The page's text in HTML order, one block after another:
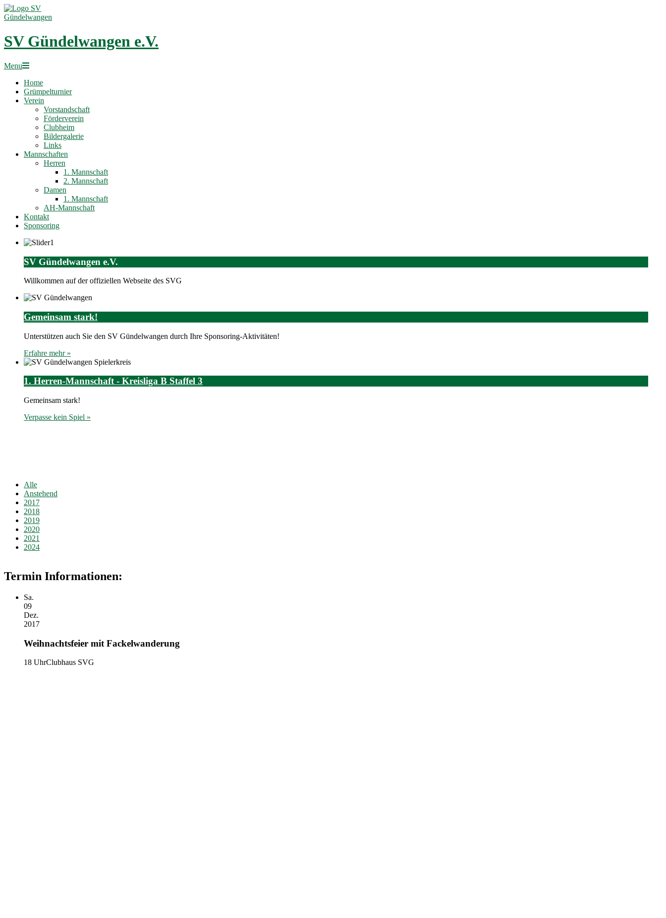
Skip
to
SV Gündelwangen e.V.
Primary
Menu
Menu
Home
Grümpelturnier
Verein
Vorstandschaft
Förderverein
Clubheim
Bildergalerie
Links
Mannschaften
Herren
1. Mannschaft
2. Mannschaft
Damen
1. Mannschaft
AH-Mannschaft
Kontakt
Sponsoring
SV Gündelwangen e.V.
Willkommen auf der offiziellen Webseite des SVG
Gemeinsam stark!
Unterstützen auch Sie den SV Gündelwangen durch Ihre Sponsoring-Aktivitäten!
Erfahre mehr »
1. Herren-Mannschaft - Kreisliga B Staffel 3
Gemeinsam stark!
Verpasse kein Spiel »
Alle
Anstehend
2017
2018
2019
2020
2021
2024
Termin Informationen:
Sa.
09
Dez.
2017
Weihnachtsfeier mit Fackelwanderung
18 UhrClubhaus SVG